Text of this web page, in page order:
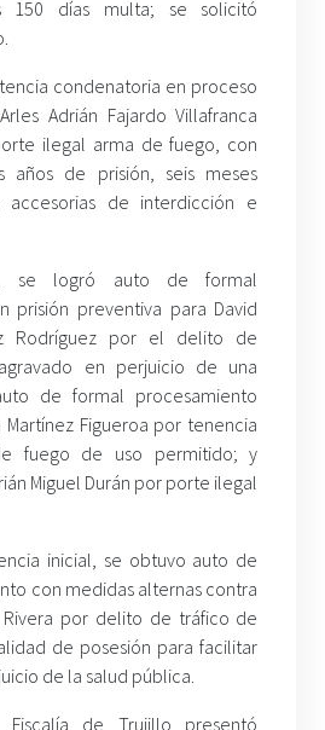
150 días multa; se solicitó
condenatoria en proceso
Adrián Fajardo Villafranca
ilegal arma de fuego, con
años de prisión, seis meses
de interdicción e
se logró auto de formal
prisión preventiva para David
Rodríguez por el delito de
en perjuicio de una
de formal procesamiento
Martínez Figueroa por tenencia
fuego de uso permitido; y
Miguel Durán por porte ilegal
inicial, se obtuvo auto de
con medidas alternas contra
Rivera por delito de tráfico de
de posesión para facilitar
de la salud pública.
de Trujillo presentó